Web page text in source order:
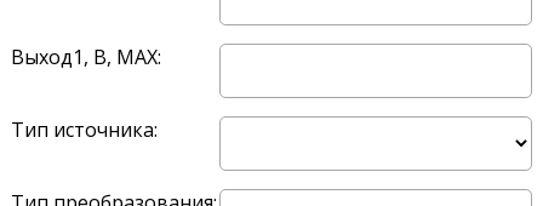
Выход1, В, MAX:
Тип источника: